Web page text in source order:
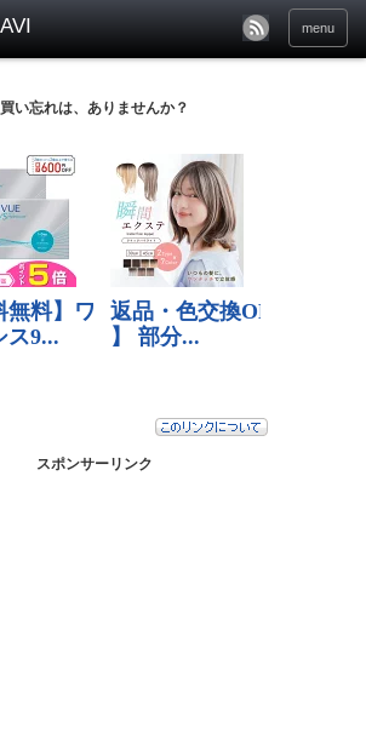
menu
買い忘れは、ありませんか？
スポンサーリンク